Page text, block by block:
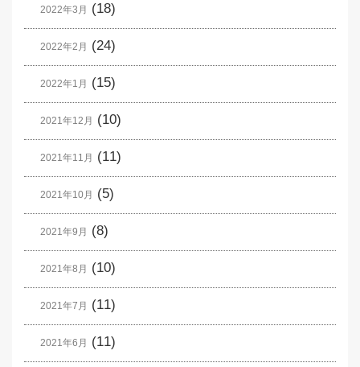
2022年3月 (18)
2022年2月 (24)
2022年1月 (15)
2021年12月 (10)
2021年11月 (11)
2021年10月 (5)
2021年9月 (8)
2021年8月 (10)
2021年7月 (11)
2021年6月 (11)